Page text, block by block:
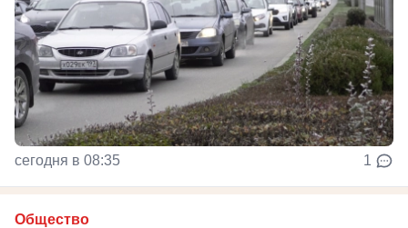
сегодня в 08:35 1
Общество